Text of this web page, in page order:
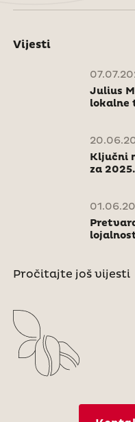
Vijesti
Julius
lokalne
Ključni
za 2025.
Pročitajte još vijesti